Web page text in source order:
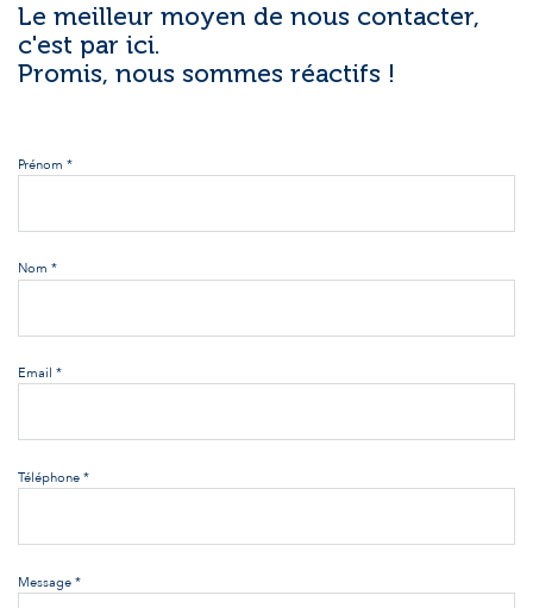
Le meilleur moyen de nous contacter,
c'est par ici.
Promis, nous sommes réactifs !
Prénom *
Nom *
Email *
Téléphone *
Message *